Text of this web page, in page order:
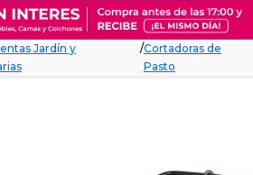
Jardín y
/Cortadoras de
Pasto